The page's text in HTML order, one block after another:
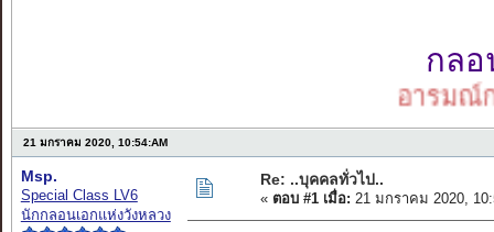
กลอ
อารมณ์กลอน
21 มกราคม 2020, 10:54:AM
Msp.
Special Class LV6
นักกลอนเอกแห่งวังหลวง
Re: ..บุคคลทั่วไป..
« ตอบ #1 เมื่อ: 21 มกราคม 2020,